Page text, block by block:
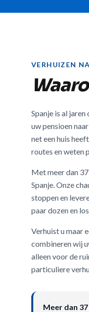
VERHUIZEN
Spanje is al
uw pensioen
net een huis
routes en weten
Met meer dan
Spanje. Onze
stoppen en
paar dozen en
Verhuist u maar
combineren wij
alleen voor de
particuliere
Meer dan